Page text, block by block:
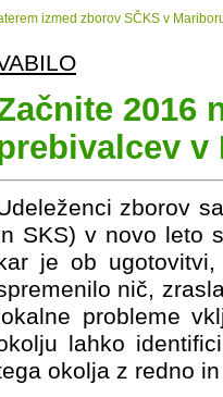
izmed zborov SČKS v
2016
v
zborov
SKS) v novo leto
je ob
nič,
probleme
lahko
okolja z redno